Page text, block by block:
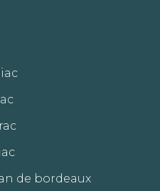
de bordeaux